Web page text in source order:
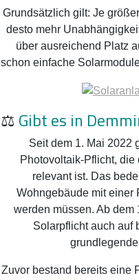
Grundsätzlich gilt: Je
desto mehr
über ausreichend Platz
schon einfache
⚖️Gibt es in
Seit dem 1. Mai 2022
Photovoltaik-Pflicht, die
relevant ist. Das
Wohngebäude mit einer
werden müssen. Ab dem
Solarpflicht auch auf
Zuvor bestand bereits eine